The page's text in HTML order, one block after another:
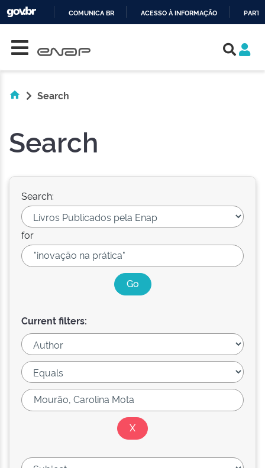
COMUNICA BR ACESSO À INFORMAÇÃO
Search
Search
Search:
for
Current filters: